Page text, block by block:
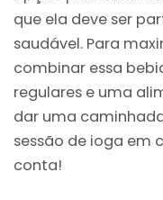
que ela deve ser
saudável. Para
combinar essa
regulares e uma
dar uma
sessão de ioga em
conta!